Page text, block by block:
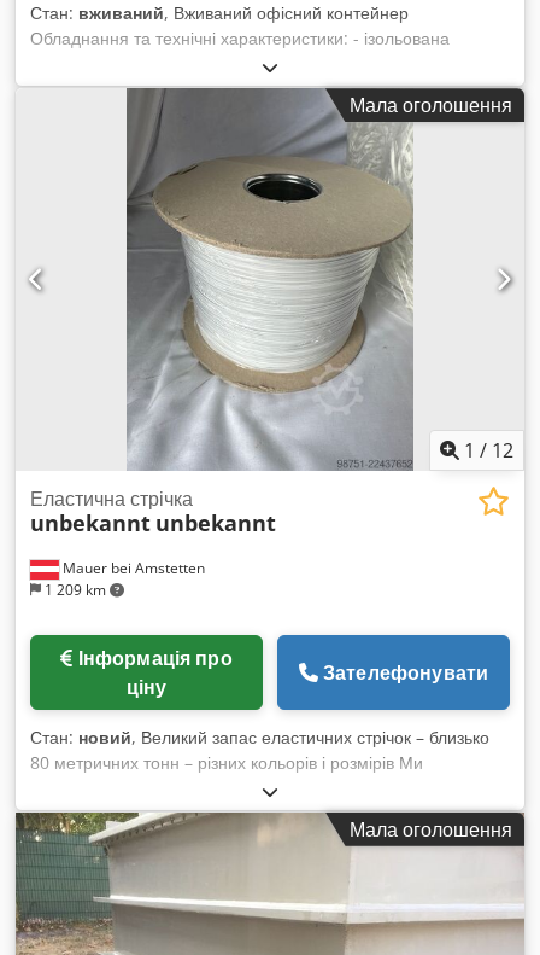
Стан: вживаний, Вживаний офісний контейнер
Обладнання та технічні характеристики: - ізольована
сталева конструкція контейнера - роз’єм для підключення
до електромережі (CEE) - електричний розподільний щит -
декілька розеток на 230 В - 2 стельові світильники - 3
пластикові вікна з ролетами (2 спереду, 1 збоку) Cedpfx
Ajznk Dgjcyeha - скляні вхідні двері - легке в догляді
підлогове покриття - готовий до негайного використання -
розміри: приблизно 6000 × 2450 × 2550 мм Наявність:
найближчим часом Місцезнаходження: 63934 Рьольбах
Мала оголошення
1 / 12
Mauer bei Amstetten
1 209 km
Еластична стрічка
unbekannt unbekannt
ціну
Зателефонувати
Стан: новий, Великий запас еластичних стрічок – близько
80 метричних тонн – різних кольорів і розмірів Ми
пропонуємо великий запас високоякісних еластичних
стрічок, які доступні негайно внаслідок придбання компанії.
Деталі продукту * Загальна кількість: близько 80 метричних
тонн * Доступні в різних кольорах: * Білий * Чорний *
Жовтий * Синій * Рожевий * Доступні додаткові кольори *
Різні ширини та типи конструкції * Постачаються в рулонах і
у вигляді нарізаних еластичних петель * Нові, не
Мала оголошення